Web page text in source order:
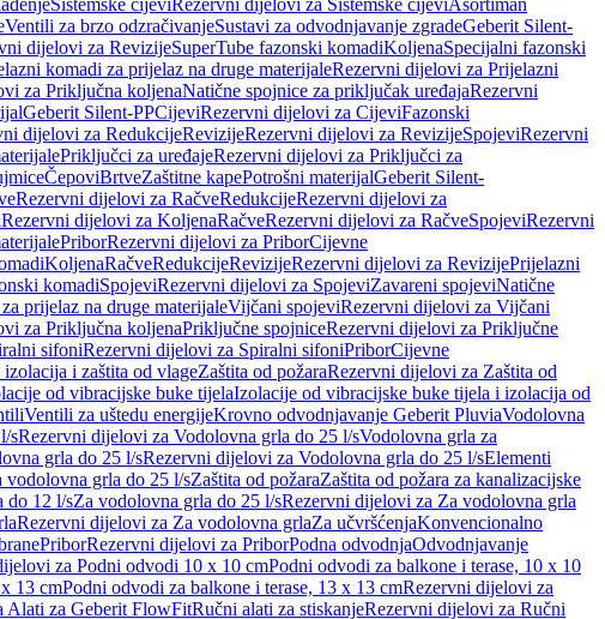
Sistemske cijeviRezervni dijelovi za Sistemske cijeviAsortiman
Ventili za brzo odzračivanjeSustavi za odvodnjavanje zgradeGeberit Silent-
dijelovi za RevizijeSuperTube fazonski komadiKoljenaSpecijalni fazonski
komadi za prijelaz na druge materijaleRezervni dijelovi za Prijelazni
za Priključna koljenaNatične spojnice za priključak uređajaRezervni
Geberit Silent-PPCijeviRezervni dijelovi za CijeviFazonski
dijelovi za RedukcijeRevizijeRezervni dijelovi za RevizijeSpojeviRezervni
Priključci za uređajeRezervni dijelovi za Priključci za
ČepoviBrtveZaštitne kapePotrošni materijalGeberit Silent-
Rezervni dijelovi za RačveRedukcijeRezervni dijelovi za
Rezervni dijelovi za KoljenaRačveRezervni dijelovi za RačveSpojeviRezervni
PriborRezervni dijelovi za PriborCijevne
KoljenaRačveRedukcijeRevizijeRezervni dijelovi za RevizijePrijelazni
komadiSpojeviRezervni dijelovi za SpojeviZavareni spojeviNatične
prijelaz na druge materijaleVijčani spojeviRezervni dijelovi za Vijčani
za Priključna koljenaPriključne spojniceRezervni dijelovi za Priključne
sifoniRezervni dijelovi za Spiralni sifoniPriborCijevne
i zaštita od vlageZaštita od požaraRezervni dijelovi za Zaštita od
od vibracijske buke tijelaIzolacije od vibracijske buke tijela i izolacija od
Ventili za uštedu energijeKrovno odvodnjavanje Geberit PluviaVodolovna
sRezervni dijelovi za Vodolovna grla do 25 l/sVodolovna grla za
grla do 25 l/sRezervni dijelovi za Vodolovna grla do 25 l/sElementi
vodolovna grla do 25 l/sZaštita od požaraZaštita od požara za kanalizacijske
do 12 l/sZa vodolovna grla do 25 l/sRezervni dijelovi za Za vodolovna grla
Rezervni dijelovi za Za vodolovna grlaZa učvršćenjaKonvencionalno
PriborRezervni dijelovi za PriborPodna odvodnjaOdvodnjavanje
za Podni odvodi 10 x 10 cmPodni odvodi za balkone i terase, 10 x 10
13 cmPodni odvodi za balkone i terase, 13 x 13 cmRezervni dijelovi za
Alati za Geberit FlowFitRučni alati za stiskanjeRezervni dijelovi za Ručni